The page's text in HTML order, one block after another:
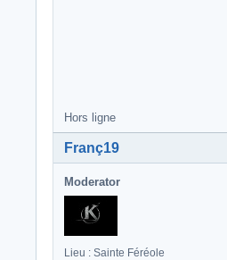
Hors ligne
Franç19
Moderator
Lieu : Sainte Féréole